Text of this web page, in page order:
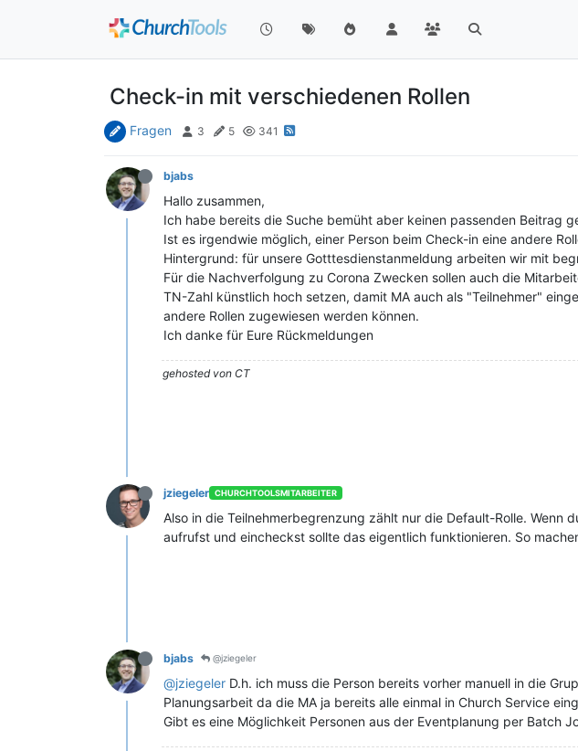
Check-in mit verschiedenen Rollen
Fragen 3 5 341
bjabs
Hallo zusammen,
Ich habe bereits die Suche bemüht aber keinen passenden Beitrag
Ist es irgendwie möglich, einer Person beim Check-in eine andere
Hintergrund: für unsere Gotttesdienstanmeldung arbeiten wir mit
Für die Nachverfolgung zu Corona Zwecken sollen auch die
TN-Zahl künstlich hoch setzen, damit MA auch als "Teilnehmer"
andere Rollen zugewiesen werden können.
Ich danke für Eure Rückmeldungen
gehosted von CT
jziegeler CHURCHTOOLSMITARBEITER
Also in die Teilnehmerbegrenzung zählt nur die Default-Rolle.
aufrufst und eincheckst sollte das eigentlich funktionieren. So
bjabs @jziegeler
@jziegeler D.h. ich muss die Person bereits vorher manuell in die
Planungsarbeit da die MA ja bereits alle einmal in Church Service
Gibt es eine Möglichkeit Personen aus der Eventplanung per Batch